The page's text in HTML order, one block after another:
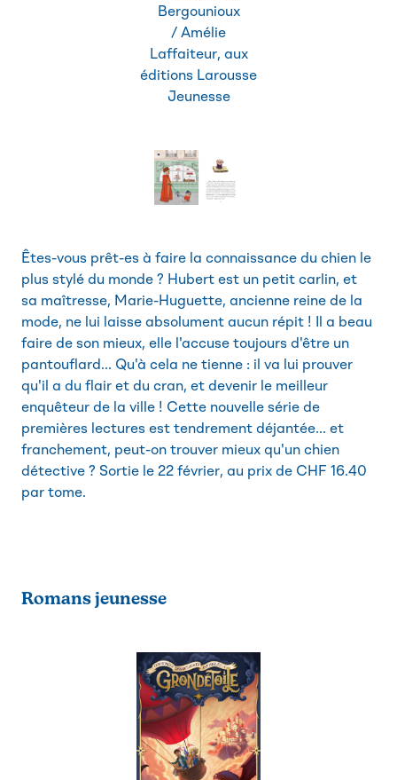
Bergounioux
/ Amélie
Laffaiteur, aux
éditions Larousse
Jeunesse
Êtes-vous prêt-es à faire la connaissance du chien le
plus stylé du monde ? Hubert est un petit carlin, et
sa maîtresse, Marie-Huguette, ancienne reine de la
mode, ne lui laisse absolument aucun répit ! Il a beau
faire de son mieux, elle l'accuse toujours d'être un
pantouflard... Qu'à cela ne tienne : il va lui prouver
qu'il a du flair et du cran, et devenir le meilleur
enquêteur de la ville ! Cette nouvelle série de
premières lectures est tendrement déjantée... et
franchement, peut-on trouver mieux qu'un chien
détective ? Sortie le 22 février, au prix de CHF 16.40
par tome.
Romans jeunesse